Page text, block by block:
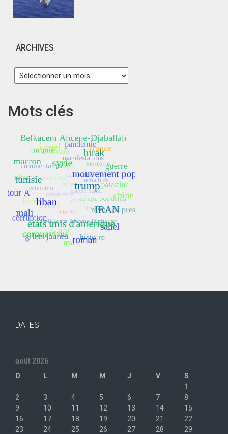
ARCHIVES
Archives
Mots clés
DATES
août 2026
D
L M M J V
S
1
2
3 4 5 6 7
8
9
10 11 12 13 14
15
16
17 18 19 20 21
22
23
24 25 26 27 28
29